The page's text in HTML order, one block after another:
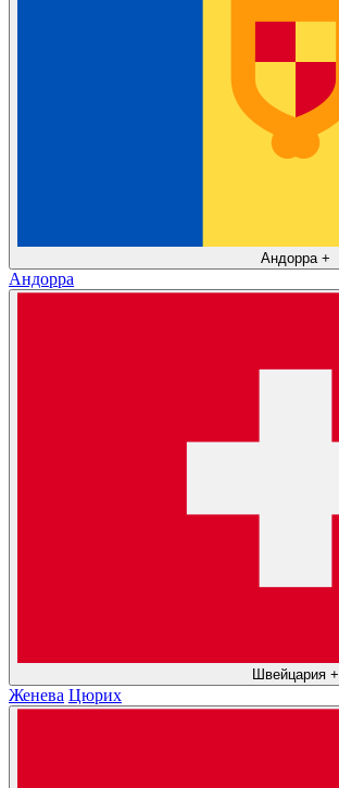
Андорра +
Андорра
Швейцария +
Женева Цюрих